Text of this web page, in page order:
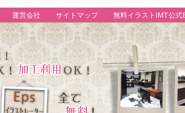
運営会社 サイトマップ 無料イラストIMT公式